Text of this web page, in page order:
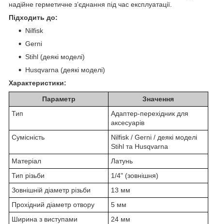
надійне герметичне з’єднання під час експлуатації.
Підходить до:
Nilfisk
Gerni
Stihl (деякі моделі)
Husqvarna (деякі моделі)
Характеристики:
Параметр
Значення
Тип
Адаптер-перехідник для
аксесуарів
Сумісність
Nilfisk / Gerni / деякі моделі
Stihl та Husqvarna
Матеріал
Латунь
Тип різьби
1/4" (зовнішня)
Зовнішній діаметр різьби
13 мм
Прохідний діаметр отвору
5 мм
Ширина з виступами
24 мм